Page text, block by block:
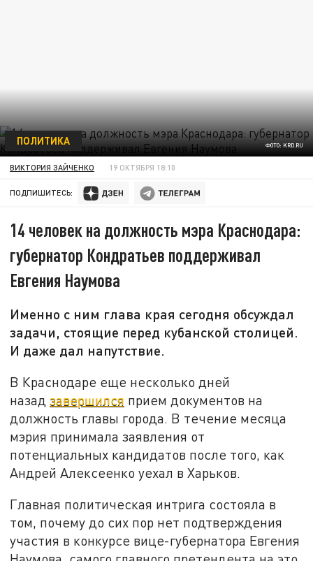
ФОТО: KRD.RU
ПОЛИТИКА
ВИКТОРИЯ ЗАЙЧЕНКО 19 ОКТЯБРЯ 18:10
ПОДПИШИТЕСЬ:
14 человек на должность мэра Краснодара:
губернатор Кондратьев поддерживал
Евгения Наумова
Именно с ним глава края сегодня обсуждал
задачи, стоящие перед кубанской столицей.
И даже дал напутствие.
В Краснодаре еще несколько дней
назадзавершился прием документов на
должность главы города. В течение месяца
мэрия принимала заявления от
потенциальных кандидатов после того, как
Андрей Алексеенко уехал в Харьков.
Главная политическая интрига состояла в
том, почему до сих пор нет подтверждения
участия в конкурсе вице-губернатора Евгения